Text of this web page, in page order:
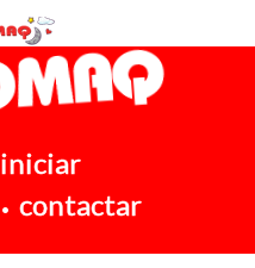
iniciar
• contactar